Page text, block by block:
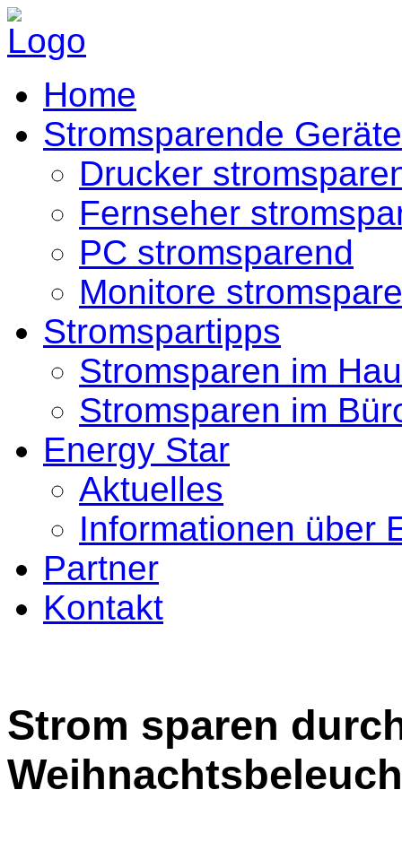
Home
Stromsparende Geräte
Drucker
Fernseher
PC stromsparend
Monitore
Stromspartipps
Stromsparen im
Stromsparen im
Energy Star
Aktuelles
Informationen über
Partner
Kontakt
Strom sparen